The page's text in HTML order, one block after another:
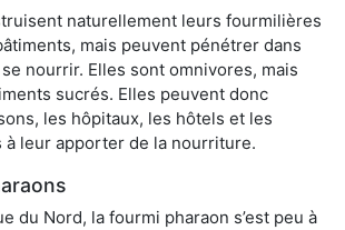
naturellement leurs fourmilières
mais peuvent pénétrer dans
nourrir. Elles sont omnivores, mais
sucrés. Elles peuvent donc
les hôpitaux, les hôtels et les
leur apporter de la nourriture.
du Nord, la fourmi pharaon s’est peu à